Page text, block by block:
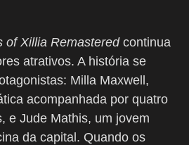
of Xillia Remasteredcontinua
atrativos. A história se
Milla Maxwell,
acompanhada por quatro
e Jude Mathis, um jovem
da capital. Quando os